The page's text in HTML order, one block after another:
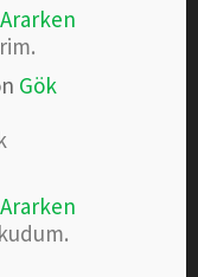
Ararken
Gök
Ararken